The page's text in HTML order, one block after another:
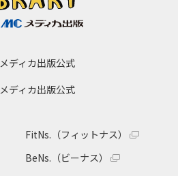
メディカ出版公式
メディカ出版公式
FitNs.（フィットナス）
BeNs.（ビーナス）